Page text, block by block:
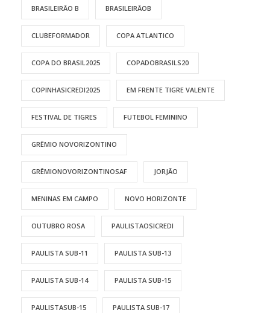
BRASILEIRÃO B BRASILEIRÃOB
CLUBEFORMADOR COPA ATLANTICO
COPA DO BRASIL2025 COPADOBRASILS20
COPINHASICREDI2025 EM FRENTE TIGRE VALENTE
FESTIVAL DE TIGRES FUTEBOL FEMININO
GRÊMIO NOVORIZONTINO
GRÊMIONOVORIZONTINOSAF JORJÃO
MENINAS EM CAMPO NOVO HORIZONTE
OUTUBRO ROSA PAULISTAOSICREDI
PAULISTA SUB-11 PAULISTA SUB-13
PAULISTA SUB-14 PAULISTA SUB-15
PAULISTASUB-15 PAULISTA SUB-17